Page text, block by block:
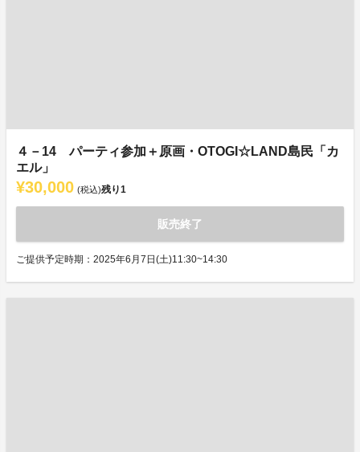
４－14 パーティ参加＋原画・OTOGI☆LAND島民「カ
エル」
¥30,000 (税込)残り1
販売終了
ご提供予定時期：2025年6月7日(土)11:30~14:30